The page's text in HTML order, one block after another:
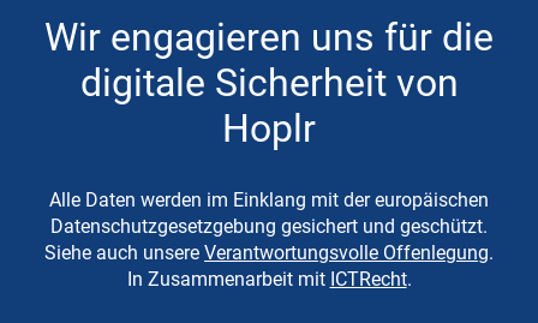
Wir engagieren uns für die
digitale Sicherheit von
Hoplr
Alle Daten werden im Einklang mit der europäischen
Datenschutzgesetzgebung gesichert und geschützt.
Siehe auch unsere Verantwortungsvolle Offenlegung.
In Zusammenarbeit mit ICTRecht.